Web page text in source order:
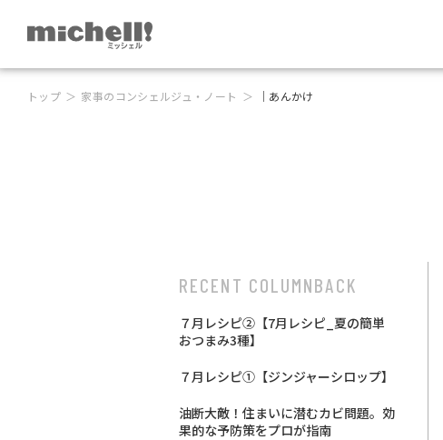
トップ 家事のコンシェルジュ・ノート ｜あんかけ
RECENT COLUMNBACK
７月レシピ②【7月レシピ_夏の簡単
おつまみ3種】
７月レシピ①【ジンジャーシロップ】
油断大敵！住まいに潜むカビ問題。効
果的な予防策をプロが指南